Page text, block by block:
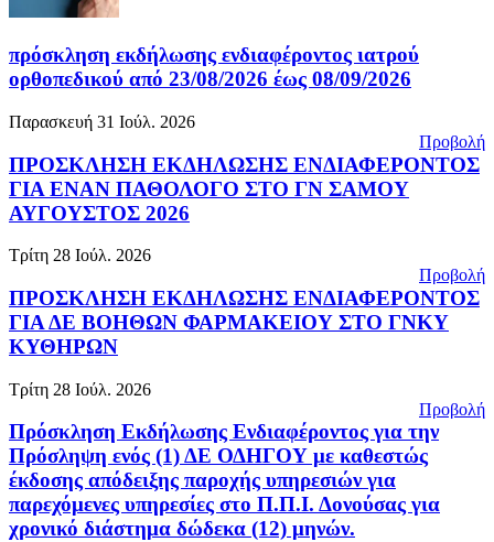
πρόσκληση εκδήλωσης ενδιαφέροντος ιατρού
ορθοπεδικού από 23/08/2026 έως 08/09/2026
Παρασκευή 31 Ιούλ. 2026
Προβολή
ΠΡΟΣΚΛΗΣΗ ΕΚΔΗΛΩΣΗΣ ΕΝΔΙΑΦΕΡΟΝΤΟΣ
ΓΙΑ ΕΝΑΝ ΠΑΘΟΛΟΓΟ ΣΤΟ ΓΝ ΣΑΜΟΥ
ΑΥΓΟΥΣΤΟΣ 2026
Τρίτη 28 Ιούλ. 2026
Προβολή
ΠΡΟΣΚΛΗΣΗ ΕΚΔΗΛΩΣΗΣ ΕΝΔΙΑΦΕΡΟΝΤΟΣ
ΓΙΑ ΔΕ ΒΟΗΘΩΝ ΦΑΡΜΑΚΕΙΟΥ ΣΤΟ ΓΝΚΥ
ΚΥΘΗΡΩΝ
Τρίτη 28 Ιούλ. 2026
Προβολή
Πρόσκληση Εκδήλωσης Ενδιαφέροντος για την
Πρόσληψη ενός (1) ΔΕ ΟΔΗΓΟΥ με καθεστώς
έκδοσης απόδειξης παροχής υπηρεσιών για
παρεχόμενες υπηρεσίες στο Π.Π.Ι. Δονούσας για
χρονικό διάστημα δώδεκα (12) μηνών.